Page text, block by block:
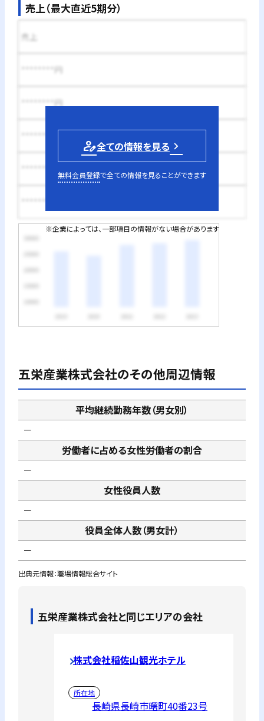
売上（最大直近5期分）
売上
********円
********円
********円
person_edit全ての情報を見る
無料会員登録で全ての情報を見ることができます
※企業によっては、一部項目の情報がない場合があります
五栄産業株式会社のその他周辺情報
平均継続勤務年数（男女別）
－
労働者に占める女性労働者の割合
－
女性役員人数
－
役員全体人数（男女計）
－
出典元情報：職場情報総合サイト
五栄産業株式会社と同じエリアの会社
株式会社稲佐山観光ホテル
所在地
長崎県長崎市曙町40番23号